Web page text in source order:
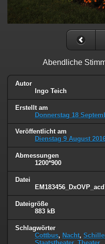
Abendliche
Autor
Ingo Teich
Erstellt am
Donnerstag 18
Veröffentlicht am
Dienstag 9 August
Abmessungen
1200*900
Datei
Dateigröße
883 kB
Schlagwörter
Cottbus, Nacht,